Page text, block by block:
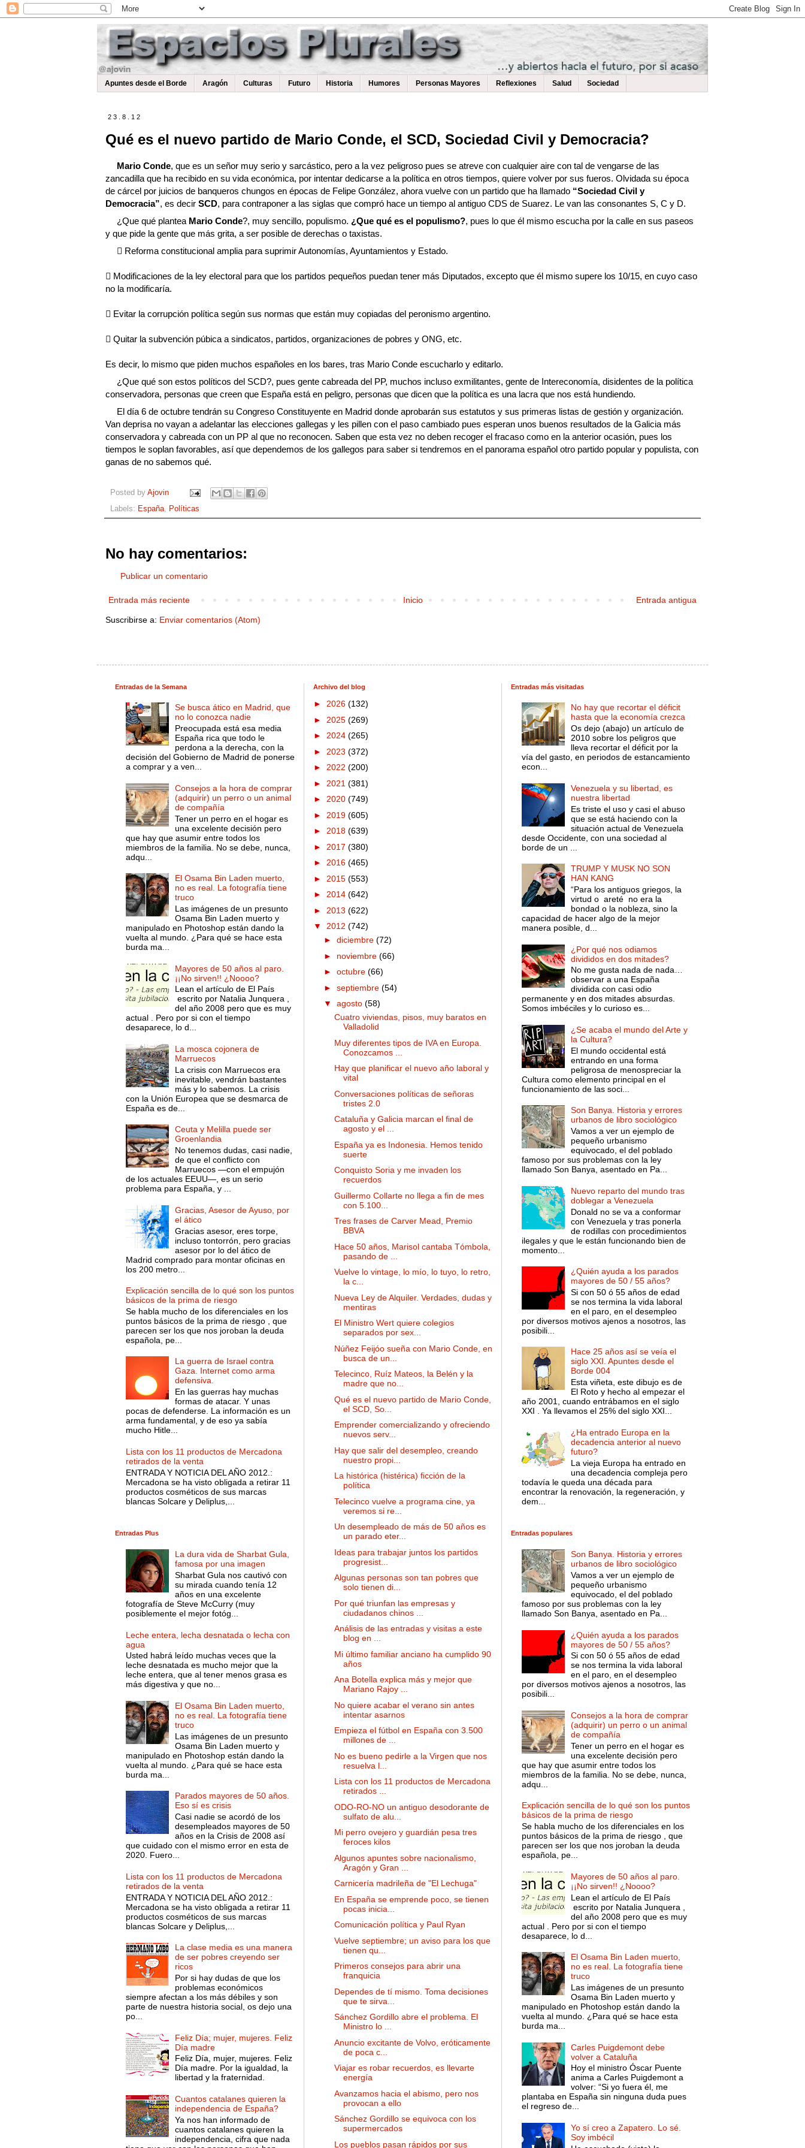
Apuntes desde el Borde Aragón Culturas Futuro Historia Humores Personas Mayores Reflexiones Salud Sociedad
23.8.12
Qué es el nuevo partido de Mario Conde, el SCD, Sociedad Civil y Democracia?
Mario Conde, que es un señor muy serio y sarcástico, pero a la vez peligroso pues se atreve con cualquier aire con tal de vengarse de las
zancadilla que ha recibido en su vida económica, por intentar dedicarse a la política en otros tiempos, quiere volver por sus fueros. Olvidada su época
de cárcel por juicios de banqueros chungos en épocas de Felipe González, ahora vuelve con un partido que ha llamado “Sociedad Civil y
Democracia”, es decir SCD, para contraponer a las siglas que compró hace un tiempo al antiguo CDS de Suarez. Le van las consonantes S, C y D.
¿Que qué plantea Mario Conde?, muy sencillo, populismo. ¿Que qué es el populismo?, pues lo que él mismo escucha por la calle en sus paseos
y que pide la gente que más grita, a ser posible de derechas o taxistas.
 Reforma constitucional amplia para suprimir Autonomías, Ayuntamientos y Estado.
 Modificaciones de la ley electoral para que los partidos pequeños puedan tener más Diputados, excepto que él mismo supere los 10/15, en cuyo caso
no la modificaría.
 Evitar la corrupción política según sus normas que están muy copiadas del peronismo argentino.
 Quitar la subvención púbica a sindicatos, partidos, organizaciones de pobres y ONG, etc.
Es decir, lo mismo que piden muchos españoles en los bares, tras Mario Conde escucharlo y editarlo.
¿Que qué son estos políticos del SCD?, pues gente cabreada del PP, muchos incluso exmilitantes, gente de Intereconomía, disidentes de la política
conservadora, personas que creen que España está en peligro, personas que dicen que la política es una lacra que nos está hundiendo.
El día 6 de octubre tendrán su Congreso Constituyente en Madrid donde aprobarán sus estatutos y sus primeras listas de gestión y organización.
Van deprisa no vayan a adelantar las elecciones gallegas y les pillen con el paso cambiado pues esperan unos buenos resultados de la Galicia más
conservadora y cabreada con un PP al que no reconocen. Saben que esta vez no deben recoger el fracaso como en la anterior ocasión, pues los
tiempos le soplan favorables, así que dependemos de los gallegos para saber si tendremos en el panorama español otro partido popular y populista, con
ganas de no sabemos qué.
Posted by Ajovin
Labels: España Políticas
No hay comentarios:
Publicar un comentario
Entrada más reciente Entrada antigua
Inicio
Suscribirse a: Enviar comentarios (Atom)
Entradas de la Semana
Se busca ático en Madrid, que
no lo conozca nadie
Preocupada está esa media
España rica que todo le
perdona a la derecha, con la
decisión del Gobierno de Madrid de ponerse
a comprar y a ven...
Consejos a la hora de comprar
(adquirir) un perro o un animal
de compañía
Tener un perro en el hogar es
una excelente decisión pero
que hay que asumir entre todos los
miembros de la familia. No se debe, nunca,
adqu...
El Osama Bin Laden muerto,
no es real. La fotografía tiene
truco
Las imágenes de un presunto
Osama Bin Laden muerto y
manipulado en Photoshop están dando la
vuelta al mundo. ¿Para qué se hace esta
burda ma...
Mayores de 50 años al paro.
¡¡No sirven!! ¿Noooo?
Lean el artículo de El País
escrito por Natalia Junquera ,
del año 2008 pero que es muy
actual . Pero por si con el tiempo
desaparece, lo d...
La mosca cojonera de
Marruecos
La crisis con Marruecos era
inevitable, vendrán bastantes
más y lo sabemos. La crisis
con la Unión Europea que se desmarca de
España es de...
Ceuta y Melilla puede ser
Groenlandia
No tenemos dudas, casi nadie,
de que el conflicto con
Marruecos —con el empujón
de los actuales EEUU—, es un serio
problema para España, y ...
Gracias, Asesor de Ayuso, por
el ático
Gracias asesor, eres torpe,
incluso tontorrón, pero gracias
asesor por lo del ático de
Madrid comprado para montar oficinas en
los 200 metro...
Explicación sencilla de lo qué son los puntos
básicos de la prima de riesgo
Se habla mucho de los diferenciales en los
puntos básicos de la prima de riesgo , que
parecen ser los que nos joroban la deuda
española, pe...
La guerra de Israel contra
Gaza. Internet como arma
defensiva.
En las guerras hay muchas
formas de atacar. Y unas
pocas de defenderse. La información es un
arma fundamental, y de eso ya sabía
mucho Hitle...
Lista con los 11 productos de Mercadona
retirados de la venta
ENTRADA Y NOTICIA DEL AÑO 2012.:
Mercadona se ha visto obligada a retirar 11
productos cosméticos de sus marcas
blancas Solcare y Deliplus,...
Entradas Plus
La dura vida de Sharbat Gula,
famosa por una imagen
Sharbat Gula nos cautivó con
su mirada cuando tenía 12
años en una excelente
fotografía de Steve McCurry (muy
posiblemente el mejor fotóg...
Leche entera, lecha desnatada o lecha con
agua
Usted habrá leído muchas veces que la
leche desnatada es mucho mejor que la
leche entera, que al tener menos grasa es
más digestiva y que no...
El Osama Bin Laden muerto,
no es real. La fotografía tiene
truco
Las imágenes de un presunto
Osama Bin Laden muerto y
manipulado en Photoshop están dando la
vuelta al mundo. ¿Para qué se hace esta
burda ma...
Parados mayores de 50 años.
Eso sí es crisis
Casi nadie se acordó de los
desempleados mayores de 50
años en la Crisis de 2008 así
que cuidado con el mismo error en esta de
2020. Fuero...
Lista con los 11 productos de Mercadona
retirados de la venta
ENTRADA Y NOTICIA DEL AÑO 2012.:
Mercadona se ha visto obligada a retirar 11
productos cosméticos de sus marcas
blancas Solcare y Deliplus,...
La clase media es una manera
de ser pobres creyendo ser
ricos
Por si hay dudas de que los
problemas económicos
siempre afectan a los más débiles y son
parte de nuestra historia social, os dejo una
po...
Feliz Día; mujer, mujeres. Feliz
Día madre
Feliz Día, mujer, mujeres. Feliz
Día madre. Por la igualdad, la
libertad y la fraternidad.
Cuantos catalanes quieren la
independencia de España?
Ya nos han informado de
cuantos catalanes quieren la
independencia, cifra que nada
Archivo del blog
► 2026 (132)
► 2025 (269)
► 2024 (265)
► 2023 (372)
► 2022 (200)
► 2021 (381)
► 2020 (749)
► 2019 (605)
► 2018 (639)
► 2017 (380)
► 2016 (465)
► 2015 (553)
► 2014 (642)
► 2013 (622)
▼ 2012 (742)
► diciembre (72)
► noviembre (66)
► octubre (66)
► septiembre (54)
▼ agosto (58)
Cuatro viviendas, pisos, muy baratos en
Valladolid
Muy diferentes tipos de IVA en Europa.
Conozcamos ...
Hay que planificar el nuevo año laboral y
vital
Conversaciones políticas de señoras
tristes 2.0
Cataluña y Galicia marcan el final de
agosto y el ...
España ya es Indonesia. Hemos tenido
suerte
Conquisto Soria y me invaden los
recuerdos
Guillermo Collarte no llega a fin de mes
con 5.100...
Tres frases de Carver Mead, Premio
BBVA
Hace 50 años, Marisol cantaba Tómbola,
pasando de ...
Vuelve lo vintage, lo mío, lo tuyo, lo retro,
la c...
Nueva Ley de Alquiler. Verdades, dudas y
mentiras
El Ministro Wert quiere colegios
separados por sex...
Núñez Feijóo sueña con Mario Conde, en
busca de un...
Telecinco, Ruíz Mateos, la Belén y la
madre que no...
Qué es el nuevo partido de Mario Conde,
el SCD, So...
Emprender comercializando y ofreciendo
nuevos serv...
Hay que salir del desempleo, creando
nuestro propi...
La histórica (histérica) ficción de la
política
Telecinco vuelve a programa cine, ya
veremos si re...
Un desempleado de más de 50 años es
un parado eter...
Ideas para trabajar juntos los partidos
progresist...
Algunas personas son tan pobres que
solo tienen di...
Por qué triunfan las empresas y
ciudadanos chinos ...
Análisis de las entradas y visitas a este
blog en ...
Mi último familiar anciano ha cumplido 90
años
Ana Botella explica más y mejor que
Mariano Rajoy ...
No quiere acabar el verano sin antes
intentar asarnos
Empieza el fútbol en España con 3.500
millones de ...
No es bueno pedirle a la Virgen que nos
resuelva l...
Lista con los 11 productos de Mercadona
retirados ...
ODO-RO-NO un antiguo desodorante de
sulfato de alu...
Mi perro ovejero y guardián pesa tres
feroces kilos
Algunos apuntes sobre nacionalismo,
Aragón y Gran ...
Carnicería madrileña de "El Lechuga"
En España se emprende poco, se tienen
pocas inicia...
Comunicación política y Paul Ryan
Vuelve septiembre; un aviso para los que
tienen qu...
Primeros consejos para abrir una
franquicia
Dependes de tí mismo. Toma decisiones
que te sirva...
Sánchez Gordillo abre el problema. El
Ministro lo ...
Anuncio excitante de Volvo, eróticamente
de poca c...
Viajar es robar recuerdos, es llevarte
energía
Avanzamos hacia el abismo, pero nos
provocan a ello
Sánchez Gordillo se equivoca con los
supermercados
Los pueblos pasan rápidos por sus
Entradas más visitadas
No hay que recortar el déficit
hasta que la economía crezca
Os dejo (abajo) un artículo de
2010 sobre los peligros que
lleva recortar el déficit por la
vía del gasto, en periodos de estancamiento
econ...
Venezuela y su libertad, es
nuestra libertad
Es triste el uso y casi el abuso
que se está haciendo con la
situación actual de Venezuela
desde Occidente, con una sociedad al
borde de un ...
TRUMP Y MUSK NO SON
HAN KANG
“Para los antiguos griegos, la
virtud o areté no era la
bondad o la nobleza, sino la
capacidad de hacer algo de la mejor
manera posible, d...
¿Por qué nos odiamos
divididos en dos mitades?
No me gusta nada de nada…
observar a una España
dividida con casi odio
permanente y en dos mitades absurdas.
Somos imbéciles y lo curioso es...
¿Se acaba el mundo del Arte y
la Cultura?
El mundo occidental está
entrando en una forma
peligrosa de menospreciar la
Cultura como elemento principal en el
funcionamiento de las soci...
Son Banya. Historia y errores
urbanos de libro sociológico
Vamos a ver un ejemplo de
pequeño urbanismo
equivocado, el del poblado
famoso por sus problemas con la ley
llamado Son Banya, asentado en Pa...
Nuevo reparto del mundo tras
doblegar a Venezuela
Donald no se va a conformar
con Venezuela y tras ponerla
de rodillas con procedimientos
ilegales y que le están funcionando bien de
momento...
¿Quién ayuda a los parados
mayores de 50 / 55 años?
Si con 50 ó 55 años de edad
se nos termina la vida laboral
en el paro, en el desempleo
por diversos motivos ajenos a nosotros, las
posibili...
Hace 25 años así se veía el
siglo XXI. Apuntes desde el
Borde 004
Esta viñeta, este dibujo es de
El Roto y hecho al empezar el
año 2001, cuando entrábamos en el siglo
XXI . Ya llevamos el 25% del siglo XXI...
¿Ha entrado Europa en la
decadencia anterior al nuevo
futuro?
La vieja Europa ha entrado en
una decadencia compleja pero
todavía le queda una década para
encontrar la renovación, la regeneración, y
dem...
Entradas populares
Son Banya. Historia y errores
urbanos de libro sociológico
Vamos a ver un ejemplo de
pequeño urbanismo
equivocado, el del poblado
famoso por sus problemas con la ley
llamado Son Banya, asentado en Pa...
¿Quién ayuda a los parados
mayores de 50 / 55 años?
Si con 50 ó 55 años de edad
se nos termina la vida laboral
en el paro, en el desempleo
por diversos motivos ajenos a nosotros, las
posibili...
Consejos a la hora de comprar
(adquirir) un perro o un animal
de compañía
Tener un perro en el hogar es
una excelente decisión pero
que hay que asumir entre todos los
miembros de la familia. No se debe, nunca,
adqu...
Explicación sencilla de lo qué son los puntos
básicos de la prima de riesgo
Se habla mucho de los diferenciales en los
puntos básicos de la prima de riesgo , que
parecen ser los que nos joroban la deuda
española, pe...
Mayores de 50 años al paro.
¡¡No sirven!! ¿Noooo?
Lean el artículo de El País
escrito por Natalia Junquera ,
del año 2008 pero que es muy
actual . Pero por si con el tiempo
desaparece, lo d...
El Osama Bin Laden muerto,
no es real. La fotografía tiene
truco
Las imágenes de un presunto
Osama Bin Laden muerto y
manipulado en Photoshop están dando la
vuelta al mundo. ¿Para qué se hace esta
burda ma...
Carles Puigdemont debe
volver a Cataluña
Hoy el ministro Óscar Puente
anima a Carles Puigdemont a
volver: “Si yo fuera él, me
plantaba en España sin ninguna duda pues
el regreso de...
Yo sí creo a Zapatero. Lo sé.
Soy imbécil